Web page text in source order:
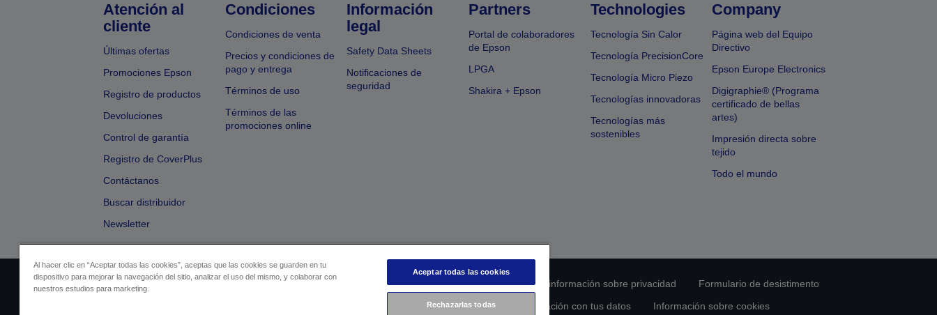
Atención al
cliente
Últimas ofertas
Promociones Epson
Registro de productos
Devoluciones
Control de garantía
Registro de CoverPlus
Contáctanos
Buscar distribuidor
Newsletter
Condiciones
Condiciones de venta
Precios y condiciones de
pago y entrega
Términos de uso
Términos de las
promociones online
Información
legal
Safety Data Sheets
Notificaciones de
seguridad
Partners
Portal de colaboradores
de Epson
LPGA
Shakira + Epson
Technologies
Tecnología Sin Calor
Tecnología PrecisionCore
Tecnología Micro Piezo
Tecnologías innovadoras
Tecnologías más
sostenibles
Company
Página web del Equipo
Directivo
Epson Europe Electronics
Digigraphie® (Programa
certificado de bellas
artes)
Impresión directa sobre
tejido
Todo el mundo
Identificación del vendedor Identificación de cumplimiento de los productos Declaración de información sobre privacidad
Formulario de desistimento
Ponte en contacto con nosotros en relación con tus datos Información sobre cookies
Al hacer clic en “Aceptar todas las cookies”, aceptas que las cookies se guarden en tu
dispositivo para mejorar la navegación del sitio, analizar el uso del mismo, y colaborar con
nuestros estudios para marketing.
Aceptar todas las cookies
Rechazarlas todas